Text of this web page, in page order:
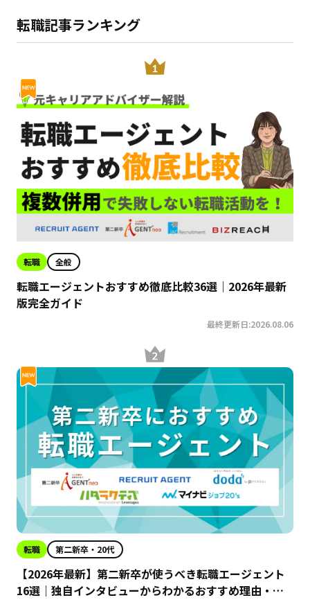
転職記事ランキング
転職 全般
転職エージェントおすすめ徹底比較36選｜2026年最新
版完全ガイド
最終更新日:2026.08.06
転職 第二新卒・20代
【2026年最新】第二新卒が使うべき転職エージェント
16選｜独自インタビューからわかるおすすめ理由・サ